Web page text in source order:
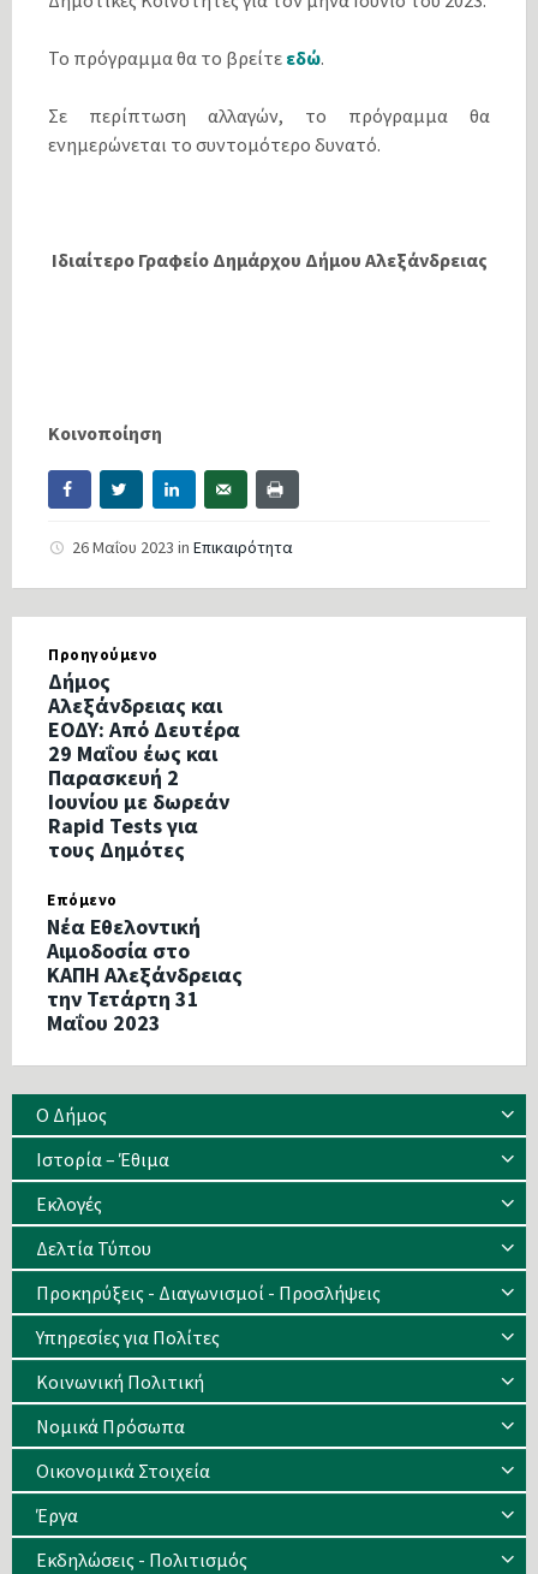
Το πρόγραμμα θα το βρείτε εδώ.
Σε περίπτωση αλλαγών, το πρόγραμμα θα
ενημερώνεται το συντομότερο δυνατό.
Ιδιαίτερο Γραφείο Δημάρχου Δήμου Αλεξάνδρειας
Κοινοποίηση
26 Μαΐου 2023 in Επικαιρότητα
Προηγούμενο
Δήμος
Αλεξάνδρειας και
ΕΟΔΥ: Από Δευτέρα
29 Μαΐου έως και
Παρασκευή 2
Ιουνίου με δωρεάν
Rapid Tests για
τους Δημότες
Επόμενο
Νέα Εθελοντική
Αιμοδοσία στο
ΚΑΠΗ Αλεξάνδρειας
την Τετάρτη 31
Μαΐου 2023
Ο Δήμος
Ιστορία – Έθιμα
Eκλογές
Δελτία Τύπου
Προκηρύξεις - Διαγωνισμοί - Προσλήψεις
Υπηρεσίες για Πολίτες
Κοινωνική Πολιτική
Νομικά Πρόσωπα
Οικονομικά Στοιχεία
Έργα
Εκδηλώσεις - Πολιτισμός